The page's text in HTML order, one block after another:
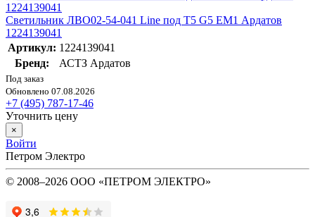
Светильник ЛВО02-54-041 Line под T5 G5 EM1 Ардатов
1224139041
Артикул: 1224139041
Бренд:
АСТЗ Ардатов
Под заказ
Обновлено 07.08.2026
+7 (495) 787-17-46
Уточнить цену
×
Войти
Петром Электро
© 2008–2026 ООО «ПЕТРОМ ЭЛЕКТРО»